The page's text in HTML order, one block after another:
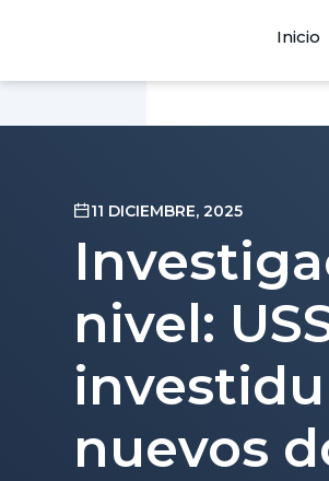
Inicio
11 DICIEMBRE, 2025
nivel:
nuevos